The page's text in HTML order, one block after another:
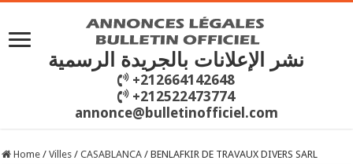
نشر الإعلانات بالجريدة الرسمية
+212664142648
+212522473774
annonce@bulletinofficiel.com
Home / Villes / CASABLANCA / BENLAFKIR DE TRAVAUX DIVERS SARL